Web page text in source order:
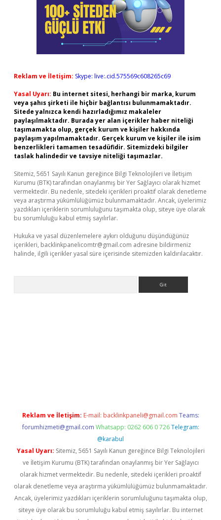
Reklam ve İletişim: Skype: live:.cid.575569c608265c69
Yasal Uyarı: Bu internet sitesi, herhangi bir marka, kurum
veya şahıs şirketi ile hiçbir bağlantısı bulunmamaktadır.
Sitede yalnızca kendi hazırladığımız makaleler
paylaşılmaktadır. Burada yer alan içerikler haber niteliği
taşımamakta olup, gerçek kurum ve kişiler hakkında
paylaşım yapılmamaktadır. Gerçek kurum ve kişiler ile isim
benzerlikleri tamamen tesadüfidir. Sitemizdeki bilgiler
taslak halindedir ve tavsiye niteliği taşımazlar.
Sitemiz, 5651 Sayılı Kanun gereğince Bilgi Teknolojileri ve İletişim
Kurumu (BTK) tarafından onaylanmış bir Yer Sağlayıcı olarak hizmet
vermektedir. Bu nedenle, sitedeki içerikleri proaktif olarak denetleme
veya araştırma yükümlülüğümüz bulunmamaktadır. Ancak, üyelerimiz
yazdıkları içeriklerin sorumluluğunu taşımakta olup, siteye üye olarak
bu sorumluluğu kabul etmiş sayılırlar.
Hukuka ve yasal düzenlemelere aykırı olduğunu düşündüğünüz
içerikleri, backlinkpanelicomtr@gmail.com adresine bildirmeniz
halinde, ilgili içerikler yasal süre içerisinde sitemizden kaldırılacaktır.
Reklam ve İletişim: E-mail: backlinkpaneli@gmail.com Teams:
forumhizmeti@gmail.com Whatsapp: 0262 606 0 726 Telegram:
@karabul
Yasal Uyarı: Sitemiz, 5651 Sayılı Kanun gereğince Bilgi Teknolojileri
ve İletişim Kurumu (BTK) tarafından onaylanmış bir Yer Sağlayıcı
olarak hizmet vermektedir. Bu nedenle, sitedeki içerikleri proaktif
olarak denetleme veya araştırma yükümlülüğümüz bulunmamaktadır.
Ancak, üyelerimiz yazdıkları içeriklerin sorumluluğunu taşımakta olup,
siteye üye olarak bu sorumluluğu kabul etmiş sayılırlar. Bu internet